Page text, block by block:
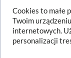
celowej
Cookies to małe
Twoim
internetowych.
personalizacji